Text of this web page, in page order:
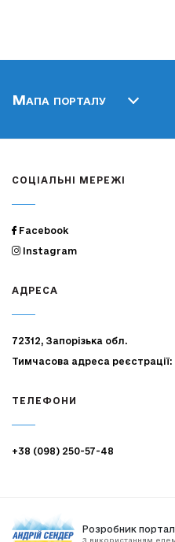
Мапа порталу
СОЦІАЛЬНІ МЕРЕЖІ
Facebook
Instagram
АДРЕСА
72312, Запорізька обл.
Тимчасова адреса
ТЕЛЕФОНИ
+38 (098) 250-57-48
Розробник